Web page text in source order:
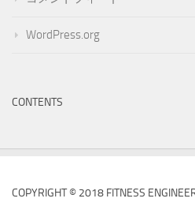
WordPress.org
CONTENTS
COPYRIGHT © 2018 FITNESS